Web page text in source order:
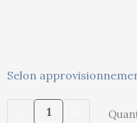
Selon
quantité